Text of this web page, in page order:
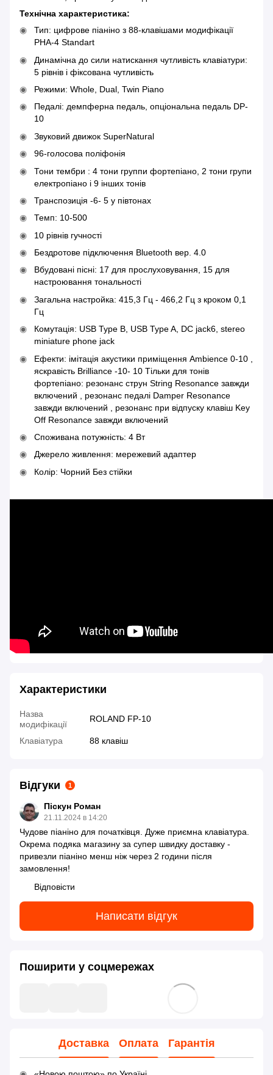
Технічна характеристика:
Тип: цифрове піаніно з 88-клавішами модифікації
PHA-4 Standart
Динамічна до сили натискання чутливість клавіатури:
5 рівнів і фіксована чутливість
Режими: Whole, Dual, Twin Piano
Педалі: демпферна педаль, опціональна педаль DP-
10
Звуковий движок SuperNatural
96-голосова поліфонія
Тони тембри : 4 тони группи фортепіано, 2 тони групи
електропіано і 9 інших тонів
Транспозиція -6- 5 у півтонах
Темп: 10-500
10 рівнів гучності
Бездротове підключення Bluetooth вер. 4.0
Вбудовані пісні: 17 для прослуховування, 15 для
настроювання тональності
Загальна настройка: 415,3 Гц - 466,2 Гц з кроком 0,1
Гц
Комутація: USB Type B, USB Type A, DC jack6, stereo
miniature phone jack
Ефекти: імітація акустики приміщення Ambience 0-10 ,
яскравість Brilliance -10- 10 Тільки для тонів
фортепіано: резонанс струн String Resonance завжди
включений , резонанс педалі Damper Resonance
завжди включений , резонанс при відпуску клавіш Key
Off Resonance завжди включений
Споживана потужність: 4 Вт
Джерело живлення: мережевий адаптер
Колір: Чорний Без стійки
Характеристики
Назва
модифікації
ROLAND FP-10
Клавіатура 88 клавіш
Відгуки 1
Піскун Роман
21.11.2024 в 14:20
Чудове піаніно для початківця. Дуже приємна клавіатура.
Окрема подяка магазину за супер швидку доставку -
привезли піаніно менш ніж через 2 години після
замовлення!
Відповісти
Написати відгук
Поширити у соцмережах
Доставка Оплата Гарантія